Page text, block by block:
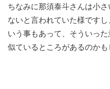
ちなみに那須泰斗さんは小
ないと言われていた様です
いう事もあって、そういっ
似ているところがあるのかも